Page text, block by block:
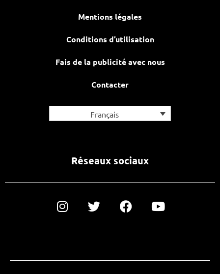
Mentions légales
Conditions d’utilisation
Fais de la publicité avec nous
Contacter
Français
Réseaux sociaux